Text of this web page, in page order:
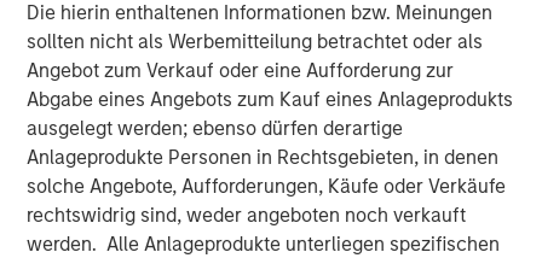
Die hierin enthaltenen Informationen bzw. Meinungen
sollten nicht als Werbemitteilung betrachtet oder als
Angebot zum Verkauf oder eine Aufforderung zur
Abgabe eines Angebots zum Kauf eines Anlageprodukts
ausgelegt werden; ebenso dürfen derartige
Anlageprodukte Personen in Rechtsgebieten, in denen
solche Angebote, Aufforderungen, Käufe oder Verkäufe
rechtswidrig sind, weder angeboten noch verkauft
werden. Alle Anlageprodukte unterliegen spezifischen
development representing 5,000+ units under
management or in development in 11 states in the
Midwest and Western United States. In our home state of
Colorado we have 14 communities, employing over 1300
people. Offering independent living, assisted living and
memory care, MorningStar is privileged to elevate life for
those who taught the rest of us how to live. For more, visit
morningstarseniorliving.com